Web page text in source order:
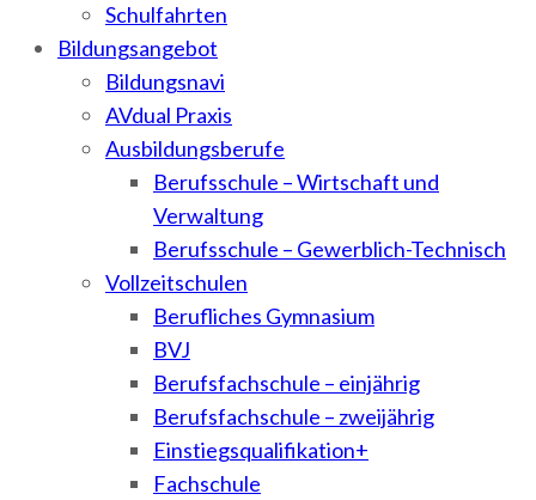
Schulfahrten
Bildungsangebot
Bildungsnavi
AVdual Praxis
Ausbildungsberufe
Berufsschule – Wirtschaft und
Verwaltung
Berufsschule – Gewerblich-Technisch
Vollzeitschulen
Berufliches Gymnasium
BVJ
Berufsfachschule – einjährig
Berufsfachschule – zweijährig
Einstiegsqualifikation+
Fachschule